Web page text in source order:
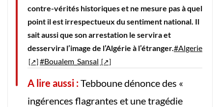
contre-vérités historiques et ne mesure pas à quel
point il est irrespectueux du sentiment national. Il
sait aussi que son arrestation le servira et
desservira l’image de l’Algérie à l’étranger.#Algerie
#Boualem_Sansal
A lire aussi :Tebboune dénonce des «
ingérences flagrantes et une tragédie